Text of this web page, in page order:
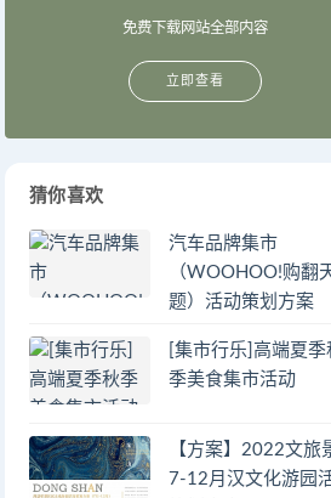
免费下载网站全部内容
立即查看
猜你喜欢
汽车品牌集市
（WOOHOO!购翻
题）活动策划方案
[集市行乐]高端夏季
季美食集市活动
【方案】2022文旅
7-12月汉文化游园